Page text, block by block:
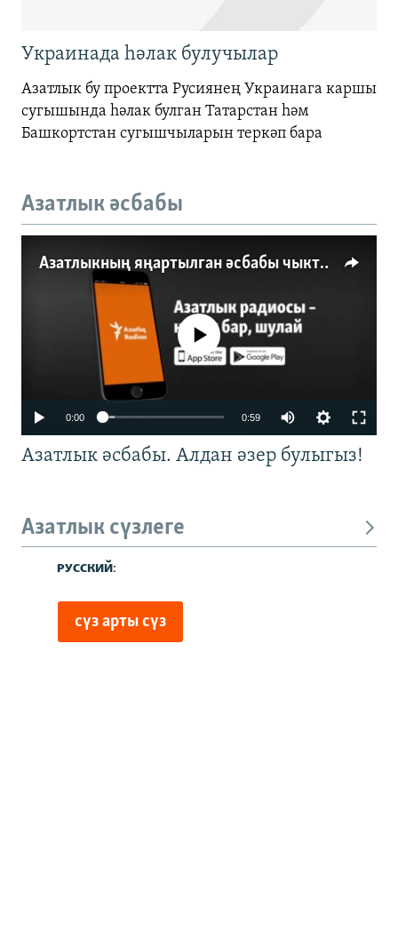
Украинада һәлак булучылар
Азатлык бу проектта Русиянең Украинага каршы
сугышында һәлак булган Татарстан һәм
Башкортстан сугышчыларын теркәп бара
Азатлык әсбабы
Азатлыкның яңартылган әсбабы чыкты
No media source currently available
0:00 0:59
Азатлык әсбабы. Алдан әзер булыгыз!
Азатлык сүзлеге